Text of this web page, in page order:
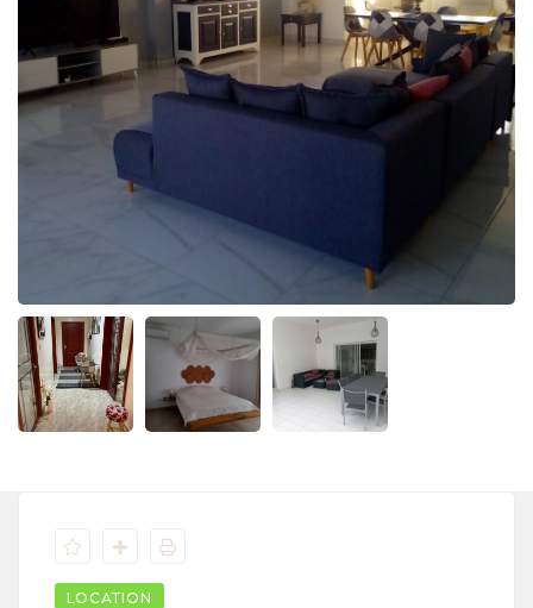
LOCATION